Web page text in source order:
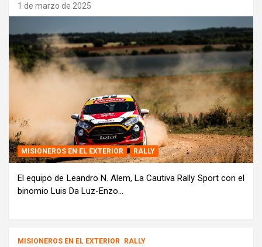
1 de marzo de 2025
MISIONEROS EN EL EXTERIOR RALLY
El equipo de Leandro N. Alem, La Cautiva Rally Sport con el
binomio Luis Da Luz-Enzo…
MISIONEROS EN EL EXTERIOR RALLY